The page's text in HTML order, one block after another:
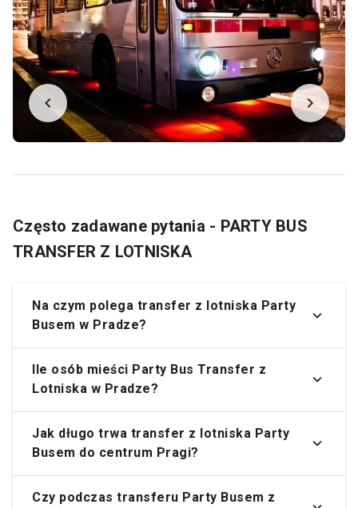
Często zadawane pytania - PARTY BUS
TRANSFER Z LOTNISKA
Na czym polega transfer z lotniska Party
Busem w Pradze?
Ile osób mieści Party Bus Transfer z
Lotniska w Pradze?
Jak długo trwa transfer z lotniska Party
Busem do centrum Pragi?
Czy podczas transferu Party Busem z